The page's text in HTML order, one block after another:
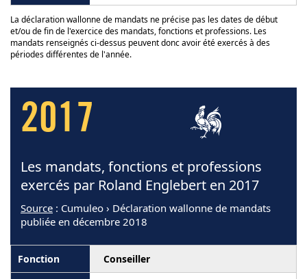
La déclaration wallonne de mandats ne précise pas les dates de début
et/ou de fin de l'exercice des mandats, fonctions et professions. Les
mandats renseignés ci-dessus peuvent donc avoir été exercés à des
périodes différentes de l'année.
2017
Les mandats, fonctions et professions
exercés par Roland Englebert en 2017
Source : Cumuleo › Déclaration wallonne de mandats
publiée en décembre 2018
Conseiller